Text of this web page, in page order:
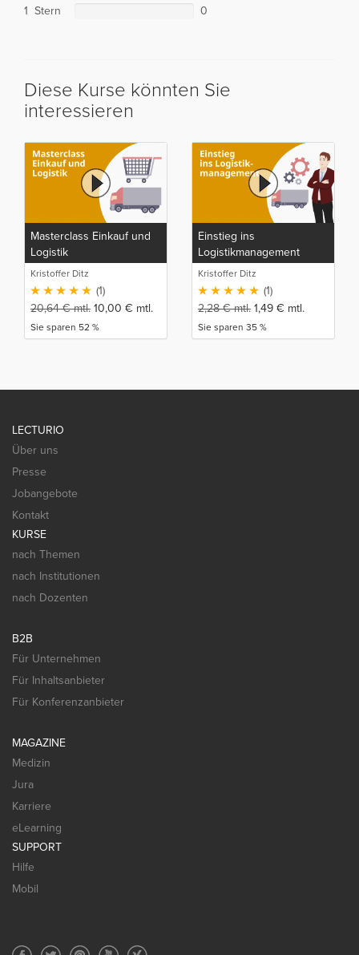
1 Stern
0
Diese Kurse könnten Sie
interessieren
Masterclass Einkauf und
Logistik
Kristoffer Ditz
(1)
20,64€mtl. 10,00 € mtl.
Sie sparen 52 %
Einstieg ins
Logistikmanagement
Kristoffer Ditz
(1)
2,28€mtl. 1,49 € mtl.
Sie sparen 35 %
LECTURIO
Über uns
Presse
Jobangebote
Kontakt
KURSE
nach Themen
nach Institutionen
nach Dozenten
B2B
Für Unternehmen
Für Inhaltsanbieter
Für Konferenzanbieter
MAGAZINE
Medizin
Jura
Karriere
eLearning
SUPPORT
Hilfe
Mobil